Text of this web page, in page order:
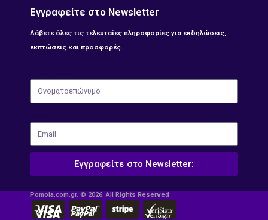
Εγγραφείτε στο Newsletter
Λάβετε όλες τις τελευταίες πληροφορίες για εκδηλώσεις,
εκπτώσεις και προσφορές.
Εγγραφείτε στο Newsletter:
Pomola.com.gr. © 2026. All Rights Reserved